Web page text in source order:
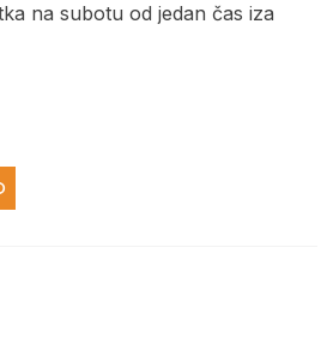
na subotu od jedan čas iza